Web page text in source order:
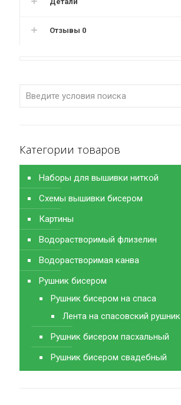
Отзывы 0
Категории товаров
Наборы для вышивки ниткой
Схемы вышивки бисером
Картины
Водорастворимый флизелин
Водорастворимая канва
Рушник бисером
Рушник бисером на спаса
Лента на спасовский рушник
Рушник бисером пасхальный
Рушник бисером свадебный